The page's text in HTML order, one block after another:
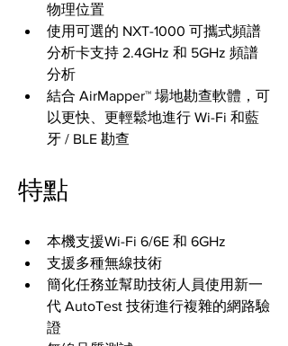
物理位置
使用可選的 NXT-1000 可攜式頻譜
分析卡支持 2.4GHz 和 5GHz 頻譜
分析
結合 AirMapper™ 場地勘查軟體，可
以更快、更輕鬆地進行 Wi-Fi 和藍
牙 / BLE 勘查
特點
本機支援Wi-Fi 6/6E 和 6GHz
支援多種無線技術
簡化任務並幫助技術人員使用新一
代 AutoTest 技術進行複雜的網路驗
證